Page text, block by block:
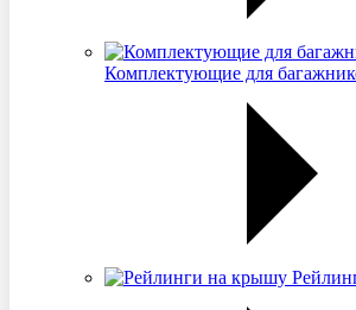
Комплектующие для